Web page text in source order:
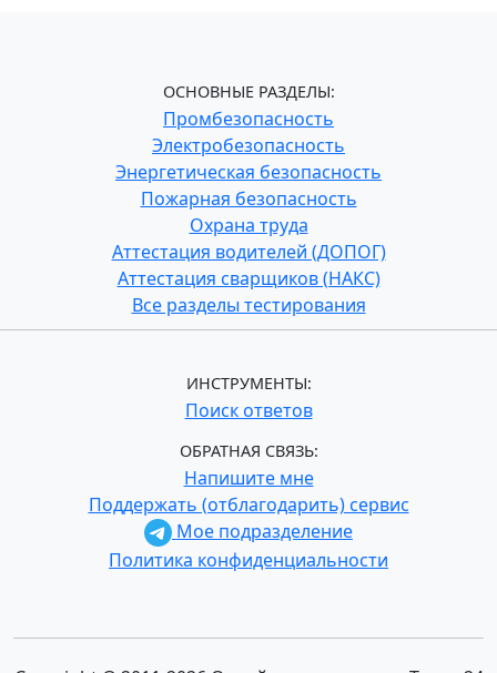
ОСНОВНЫЕ РАЗДЕЛЫ:
Промбезопасность
Электробезопасность
Энергетическая безопасность
Пожарная безопасность
Охрана труда
Аттестация водителей (ДОПОГ)
Аттестация сварщиков (НАКС)
Все разделы тестирования
ИНСТРУМЕНТЫ:
Поиск ответов
ОБРАТНАЯ СВЯЗЬ:
Напишите мне
Поддержать (отблагодарить) сервис
Мое подразделение
Политика конфиденциальности